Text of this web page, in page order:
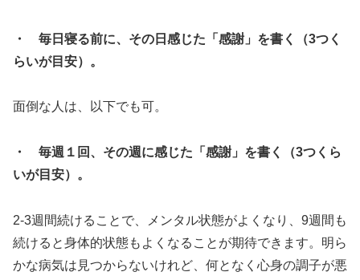
・ 毎日寝る前に、その日感じた「感謝」を書く（3つく
らいが目安）。
面倒な人は、以下でも可。
・ 毎週１回、その週に感じた「感謝」を書く（3つくら
いが目安）。
2-3週間続けることで、メンタル状態がよくなり、9週間も
続けると身体的状態もよくなることが期待できます。明ら
かな病気は見つからないけれど、何となく心身の調子が悪